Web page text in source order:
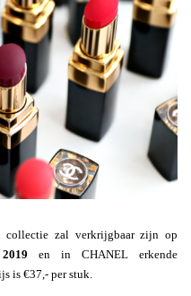
collectie zal verkrijgbaar zijn op
en in CHANEL erkende
is €37,- per stuk.